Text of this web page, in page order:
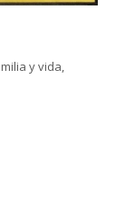
y vida,